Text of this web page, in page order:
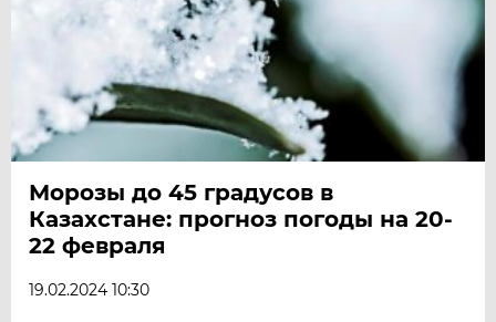
Морозы до 45 градусов в
Казахстане: прогноз погоды на 20-
22 февраля
19.02.2024 10:30